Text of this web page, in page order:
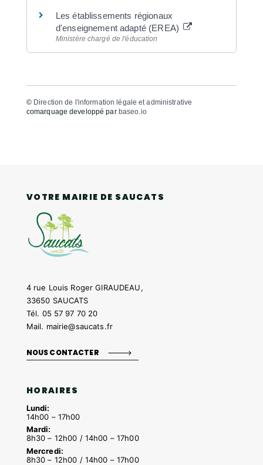
Les établissements régionaux
d'enseignement adapté (EREA)
Ministère chargé de l'éducation
© Direction de l'information légale et administrative
comarquage developpé par baseo.io
VOTRE MAIRIE DE SAUCATS
4 rue Louis Roger GIRAUDEAU,
33650 SAUCATS
Tél. 05 57 97 70 20
Mail. mairie@saucats.fr
NOUS CONTACTER
HORAIRES
Lundi:
14h00 – 17h00
Mardi:
8h30 – 12h00 / 14h00 – 17h00
Mercredi:
8h30 – 12h00 / 14h00 – 17h00